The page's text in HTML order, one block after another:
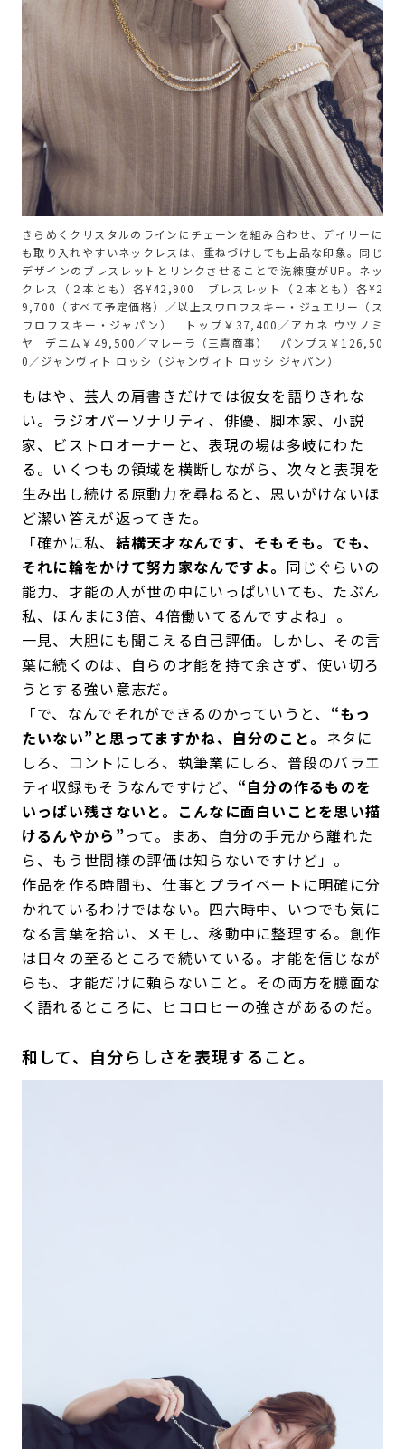
きらめくクリスタルのラインにチェーンを組み合わせ、デイリーに
も取り入れやすいネックレスは、重ねづけしても上品な印象。同じ
デザインのブレスレットとリンクさせることで洗練度がUP。ネッ
クレス（２本とも）各¥42,900 ブレスレット（２本とも）各¥2
9,700（すべて予定価格）／以上スワロフスキー・ジュエリー（ス
ワロフスキー・ジャパン） トップ￥37,400／アカネ ウツノミ
ヤ デニム￥49,500／マレーラ（三喜商事） パンプス￥126,50
0／ジャンヴィト ロッシ（ジャンヴィト ロッシ ジャパン）
もはや、芸人の肩書きだけでは彼女を語りきれな
い。ラジオパーソナリティ、俳優、脚本家、小説
家、ビストロオーナーと、表現の場は多岐にわた
る。いくつもの領域を横断しながら、次々と表現を
生み出し続ける原動力を尋ねると、思いがけないほ
ど潔い答えが返ってきた。
「確かに私、 結構天才なんです、そもそも。でも、
それに輪をかけて努力家なんですよ。 同じぐらいの
能力、才能の人が世の中にいっぱいいても、たぶん
私、ほんまに3倍、4倍働いてるんですよね」。
一見、大胆にも聞こえる自己評価。しかし、その言
葉に続くのは、自らの才能を持て余さず、使い切ろ
うとする強い意志だ。
「で、なんでそれができるのかっていうと、 “もっ
たいない”と思ってますかね、自分のこと。 ネタに
しろ、コントにしろ、執筆業にしろ、普段のバラエ
ティ収録もそうなんですけど、 “自分の作るものを
いっぱい残さないと。こんなに面白いことを思い描
けるんやから”って。まあ、自分の手元から離れた
ら、もう世間様の評価は知らないですけど」。
作品を作る時間も、仕事とプライベートに明確に分
かれているわけではない。四六時中、いつでも気に
なる言葉を拾い、メモし、移動中に整理する。創作
は日々の至るところで続いている。才能を信じなが
らも、才能だけに頼らないこと。その両方を臆面な
く語れるところに、ヒコロヒーの強さがあるのだ。
和して、自分らしさを表現すること。